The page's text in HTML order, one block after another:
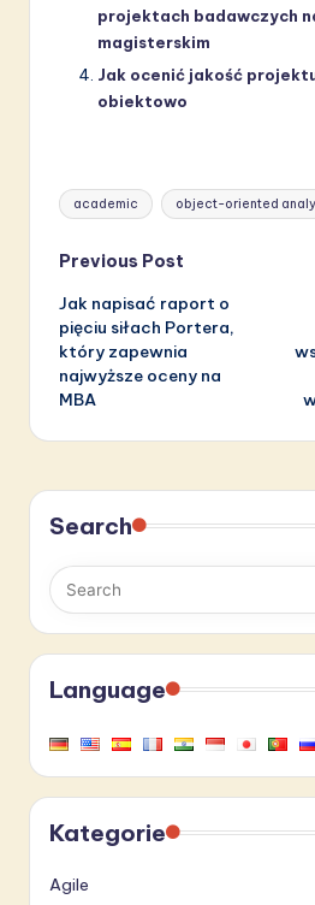
projektach badawczych
magisterskim
Jak ocenić jakość
obiektowo
Tags:
academic object-oriented
Post
navigation
Previous Post
Jak napisać raport o
pięciu siłach Portera,
który zapewnia
najwyższe oceny na
MBA
Search
Language
Kategorie
Agile